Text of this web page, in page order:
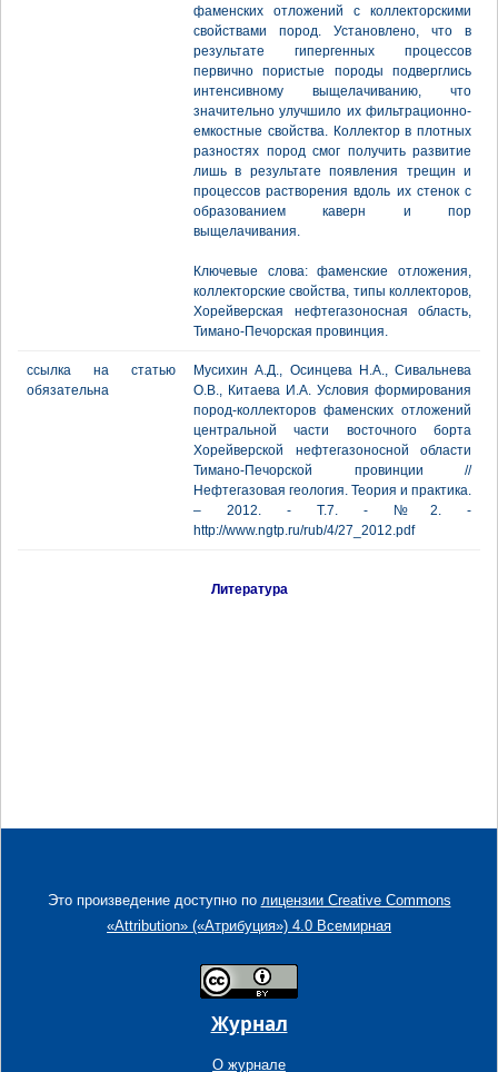
фаменских отложений с коллекторскими
свойствами пород. Установлено, что в
результате гипергенных процессов
первично пористые породы подверглись
интенсивному выщелачиванию, что
значительно улучшило их фильтрационно-
емкостные свойства. Коллектор в плотных
разностях пород смог получить развитие
лишь в результате появления трещин и
процессов растворения вдоль их стенок с
образованием каверн и пор
выщелачивания.
Ключевые слова: фаменские отложения,
коллекторские свойства, типы коллекторов,
Хорейверская нефтегазоносная область,
Тимано-Печорская провинция.
ссылка на статью
обязательна
Мусихин А.Д., Осинцева Н.А., Сивальнева
О.В., Китаева И.А. Условия формирования
пород-коллекторов фаменских отложений
центральной части восточного борта
Хорейверской нефтегазоносной области
Тимано-Печорской провинции //
Нефтегазовая геология. Теория и практика.
– 2012. - Т.7. - №2. -
http://www.ngtp.ru/rub/4/27_2012.pdf
Литература
Это произведение доступно по лицензии Creative Commons
«Attribution» («Атрибуция») 4.0 Всемирная
Журнал
О журнале